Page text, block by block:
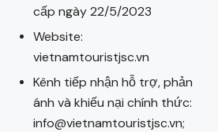
cấp ngày 22/5/2023
Website:
vietnamtouristjsc.vn
Kênh tiếp nhận hỗ trợ, phản
ánh và khiếu nại chính thức:
info@vietnamtouristjsc.vn;